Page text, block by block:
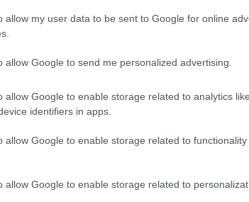
allow my user data to be sent to Google for online
allow Google to send me personalized advertising.
allow Google to enable storage related to analytics
identifiers in apps.
allow Google to enable storage related to
allow Google to enable storage related to
cerca un profilo in grado di garantire
moduli offensivi. L’impostazione
di gestire eventuali
mentre l’offerta economica dovrà
e della volontà delHeartsdi
positiva.